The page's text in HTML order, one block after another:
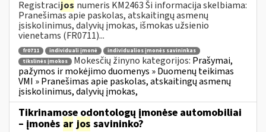
Registracijos numeris KM2463 Ši informacija skelbiama:
Pranešimas apie paskolas, atskaitingų asmenų
įsiskolinimus, dalyvių įmokas, išmokas užsienio
vienetams (FR0711)...
fr0711 individuali įmonė
individualios įmonės savininkas
tikslinės įmokos
Mokesčių žinyno kategorijos: Prašymai,
pažymos ir mokėjimo duomenys » Duomenų teikimas
VMI » Pranešimas apie paskolas, atskaitingų asmenų
įsiskolinimus, dalyvių įmokas,
Tikrinamose odontologų įmonėse automobiliai
– įmonės ar jos savininko?